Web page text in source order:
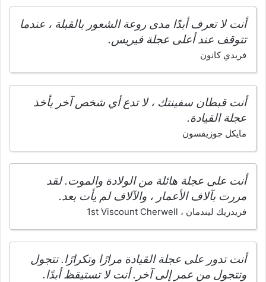
أنت لا تعرف أبدًا مدى روعة الشعور بالقبلة ، عندما
تتوقف عند أعلى عجلة فيريس.
فريدي كانون
أنت قبطان سفينتك ، لا تدع أي شخص آخر يأخذ
عجلة القيادة.
مايكل جوزيفسون
أنت على عجلة هائلة من الولادة والموت. لقد
مررت بآلاف الأعمار ، والآلاف لم يأت بعد.
فريدريك ليندمان ، 1st Viscount Cherwell
أنت تدور على عجلة القيادة مرارًا وتكرارًا. تتجول
وتتجول من عمر إلى آخر. أنت لا تستيقظ أبدًا.